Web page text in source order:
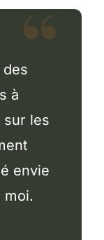
à
sur les
envie
moi.